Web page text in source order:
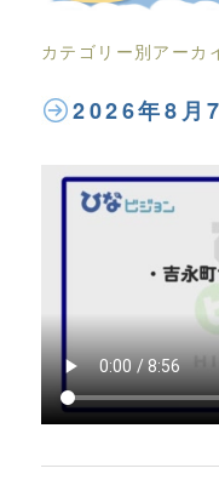
カテゴリー別アー
2026年8月